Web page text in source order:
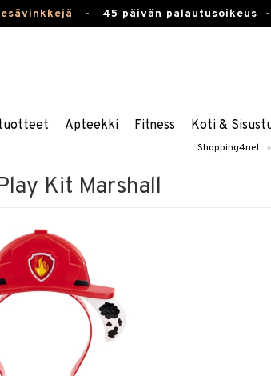
- 45 päivän palautusoikeus -
Apteekki Fitness Koti &
Shopping4net »
Kit Marshall